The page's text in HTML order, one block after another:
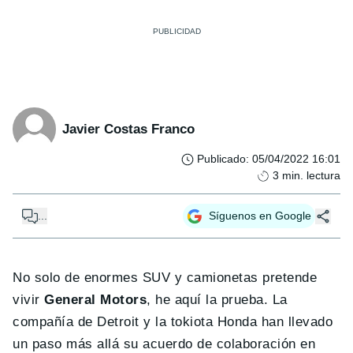
Javier Costas Franco
Publicado: 05/04/2022 16:01
3 min. lectura
... Síguenos en Google
No solo de enormes SUV y camionetas pretende
vivirGeneral Motors, he aquí la prueba. La
compañía de Detroit y la tokiota Honda han llevado
un paso más allá su acuerdo de colaboración en